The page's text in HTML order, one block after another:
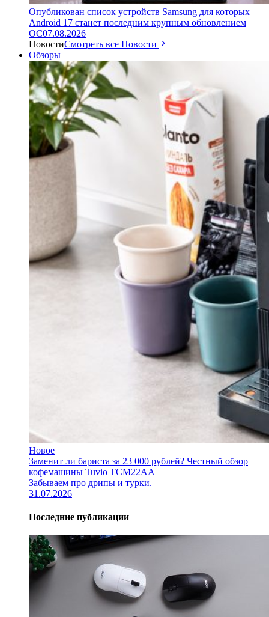
Опубликован список устройств Samsung для которых
Android 17 станет последним крупным обновлением
ОС07.08.2026
НовостиСмотреть все Новости
Обзоры
Новое
Заменит ли бариста за 23 000 рублей? Честный обзор
кофемашины Tuvio TCM22AA
Забываем про дрипы и турки.
31.07.2026
Последние публикации